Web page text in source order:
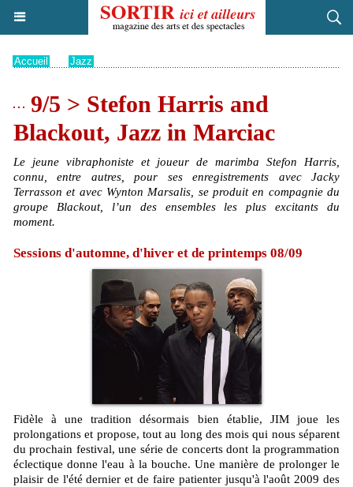
Accueil Jazz
9/5 > Stefon Harris and
Blackout, Jazz in Marciac
Le jeune vibraphoniste et joueur de marimba Stefon Harris,
connu, entre autres, pour ses enregistrements avec Jacky
Terrasson et avec Wynton Marsalis, se produit en compagnie du
groupe Blackout, l’un des ensembles les plus excitants du
moment.
Sessions d'automne, d'hiver et de printemps 08/09
Fidèle à une tradition désormais bien établie, JIM joue les
prolongations et propose, tout au long des mois qui nous séparent
du prochain festival, une série de concerts dont la programmation
éclectique donne l'eau à la bouche. Une manière de prolonger le
plaisir de l'été dernier et de faire patienter jusqu'à l'août 2009 des